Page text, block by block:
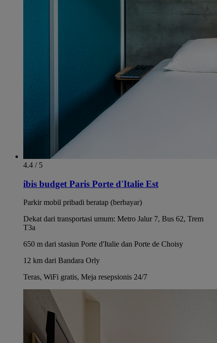
4.4 / 5
ibis budget Paris Porte d'Italie Est
Parkir mobil pribadi beratap (berbayar)
Dekat dari transportasi umum: Metro Jalur 7, Bus 62, Trem
T3a
650 m dari stasiun Porte d'Italie dan Porte de Choisy
12 km dari Bandara Orly
Teras, WiFi gratis, Meja resepsionis 24/7